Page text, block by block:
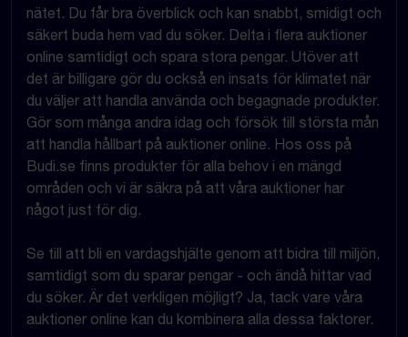
nätet. Du får bra överblick och kan snabbt, smidigt och
säkert buda hem vad du söker. Delta i flera auktioner
online samtidigt och spara stora pengar. Utöver att
det är billigare gör du också en insats för klimatet när
du väljer att handla använda och begagnade produkter.
Gör som många andra idag och försök till största mån
att handla hållbart på auktioner online. Hos oss på
Budi.se finns produkter för alla behov i en mängd
områden och vi är säkra på att våra auktioner har
något just för dig.
Se till att bli en vardagshjälte genom att bidra till miljön,
samtidigt som du sparar pengar - och ändå hittar vad
du söker. Är det verkligen möjligt? Ja, tack vare våra
auktioner online kan du kombinera alla dessa faktorer.